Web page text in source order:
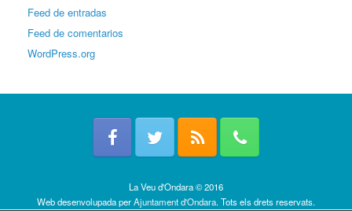
Feed de entradas
Feed de comentarios
WordPress.org
La Veu d'Ondara © 2016
Web desenvolupada perAjuntament d'Ondara. Tots els drets reservats.